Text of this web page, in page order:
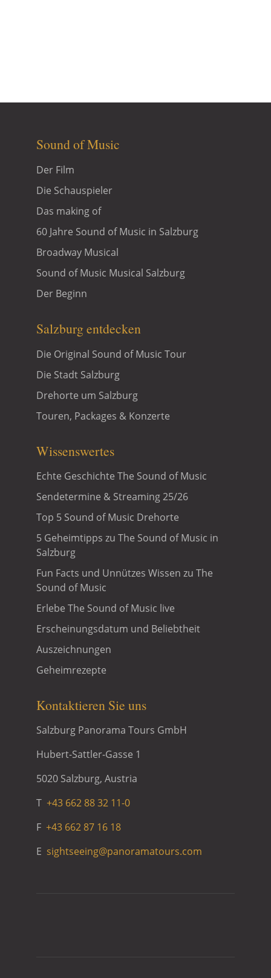
Sound of Music
Der Film
Die Schauspieler
Das making of
60 Jahre Sound of Music in Salzburg
Broadway Musical
Sound of Music Musical Salzburg
Der Beginn
Salzburg entdecken
Die Original Sound of Music Tour
Die Stadt Salzburg
Drehorte um Salzburg
Touren, Packages & Konzerte
Wissenswertes
Echte Geschichte The Sound of Music
Sendetermine & Streaming 25/26
Top 5 Sound of Music Drehorte
5 Geheimtipps zu The Sound of Music in
Salzburg
Fun Facts und Unnützes Wissen zu The
Sound of Music
Erlebe The Sound of Music live
Erscheinungsdatum und Beliebtheit
Auszeichnungen
Geheimrezepte
Kontaktieren Sie uns
Salzburg Panorama Tours GmbH
Hubert-Sattler-Gasse 1
5020 Salzburg, Austria
T +43 662 88 32 11-0
F +43 662 87 16 18
E sightseeing@panoramatours.com